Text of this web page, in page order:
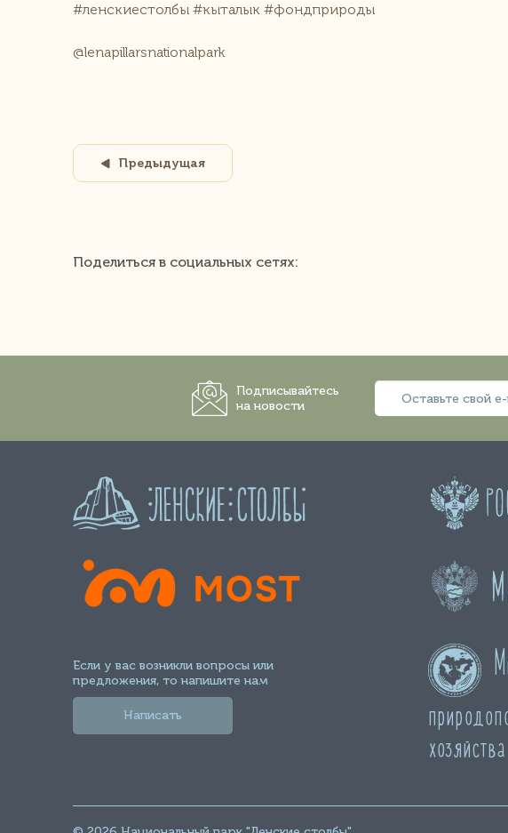
#ленскиестолбы #кыталык #фондприроды
@lenapillarsnationalpark
Предыдущая
Поделиться в социальных сетях:
Подписывайтесь
на новости
Если у вас возникли вопросы или
предложения, то напишите нам
Написать